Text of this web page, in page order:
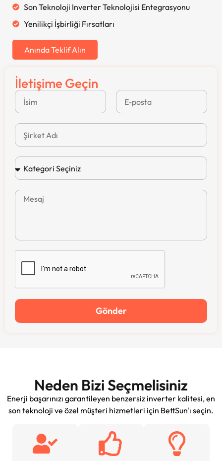
Son Teknoloji Inverter Teknolojisi Entegrasyonu
Yenilikçi İşbirliği Fırsatları
Anında Teklif Alın
İletişime Geçin
Gönder
Neden Bizi Seçmelisiniz
Enerji başarınızı garantileyen benzersiz inverter kalitesi, en
son teknoloji ve özel müşteri hizmetleri için BettSun'ı seçin.